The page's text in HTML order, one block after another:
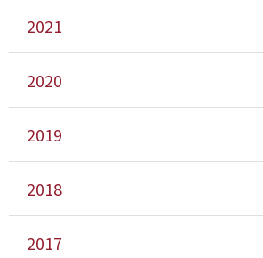
2021
2020
2019
2018
2017